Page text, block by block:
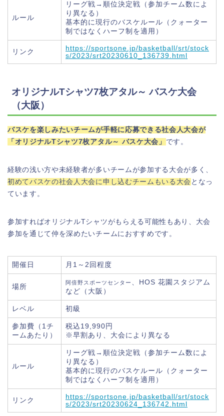
ルール
リーグ戦→順位決定戦（参加チーム数によ
り異なる）
基本的に現行のバスケルール（クォーター
制ではなくハーフ制を適用）
リンク
https://sportsone.jp/basketball/srt/stock
s/2023/srt20230610_136739.html
オリジナルTシャツ7枚アタル～ バスケ大会
（大阪）
バスケを楽しみたいチームが手軽に応募できる社会人大会が
「オリジナルTシャツ7枚アタル～ バスケ大会」 です。
経験の浅い方や未経験者が多いチームが参加する大会が多く、
初めてバスケの社会人大会に申し込むチームもいる大会 となっ
ています。
参加すればオリジナルTシャツがもらえる可能性もあり、大会
参加を通じて仲を深めたいチームにおすすめです。
開催日 月1～2回程度
場所
阿倍野スポーツセンター 、HOS 花園スタジアム
など（大阪）
レベル 初級
参加費（1チ
ームあたり）
税込19,990円
※早割あり、大会により異なる
ルール
リーグ戦→順位決定戦（参加チーム数によ
り異なる）
基本的に現行のバスケルール（クォーター
制ではなくハーフ制を適用）
リンク
https://sportsone.jp/basketball/srt/stock
s/2023/srt20230624_136742.html